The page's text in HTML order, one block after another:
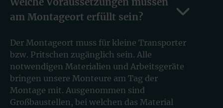
am Montageort erfüllt sein?
Der Montageort muss für kleine Transporter
bzw. Pritschen zugänglich sein. Alle
notwendigen Materialien und Arbeitsgeräte
bringen unsere Monteure am Tag der
Montage mit. Ausgenommen sind
Großbaustellen, bei welchen das Material